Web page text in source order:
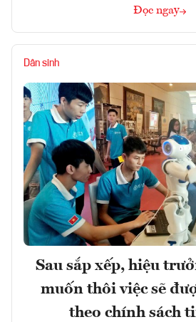
Đọc ngay
Dân sinh
Sau sắp xếp, hiệu
muốn thôi việc sẽ
theo chính sách